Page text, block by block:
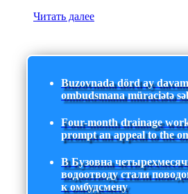
Читать далее
Buzovnada dörd ay
ombudsmana müraciətə
Four-month drainage
prompt an appeal to the
В Бузовна
водоотводу стали
к омбудсмену